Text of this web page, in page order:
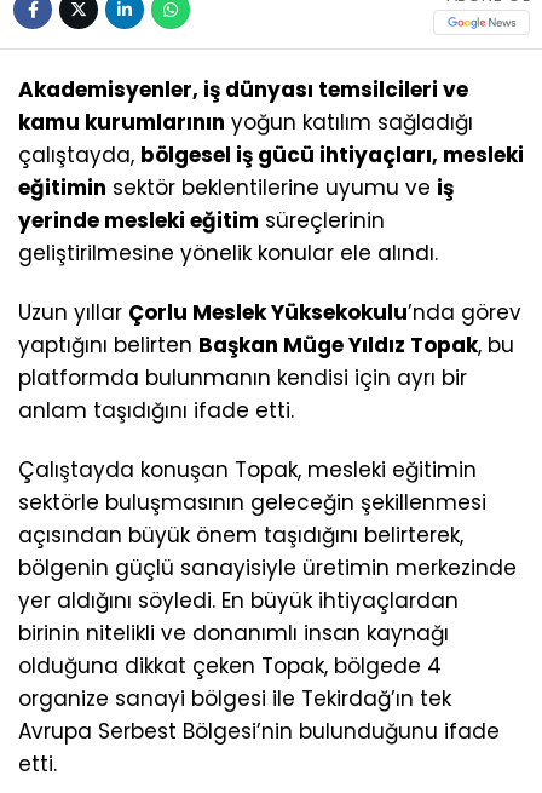
Akademisyenler, iş dünyası temsilcileri ve
kamu kurumlarının yoğun katılım sağladığı
çalıştayda, bölgesel iş gücü ihtiyaçları, mesleki
eğitimin sektör beklentilerine uyumu ve iş
yerinde mesleki eğitim süreçlerinin
geliştirilmesine yönelik konular ele alındı.
Uzun yıllar Çorlu Meslek Yüksekokulu’nda görev
yaptığını belirten Başkan Müge Yıldız Topak, bu
platformda bulunmanın kendisi için ayrı bir
anlam taşıdığını ifade etti.
Çalıştayda konuşan Topak, mesleki eğitimin
sektörle buluşmasının geleceğin şekillenmesi
açısından büyük önem taşıdığını belirterek,
bölgenin güçlü sanayisiyle üretimin merkezinde
yer aldığını söyledi. En büyük ihtiyaçlardan
birinin nitelikli ve donanımlı insan kaynağı
olduğuna dikkat çeken Topak, bölgede 4
organize sanayi bölgesi ile Tekirdağ’ın tek
Avrupa Serbest Bölgesi’nin bulunduğunu ifade
etti.